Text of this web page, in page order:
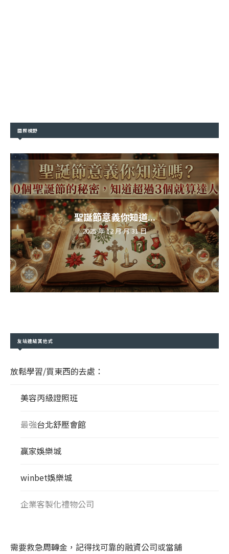
國際視野
聖誕節意義你知道...
2025 年 12 月 月 31 日
友站連結其他式
放鬆學習/買東西的去處：
美容丙級證照班
最強台北舒壓會館
贏家娛樂城
winbet娛樂城
企業客製化禮物公司
需要救急周轉金，記得找可靠的融資公司或當舖